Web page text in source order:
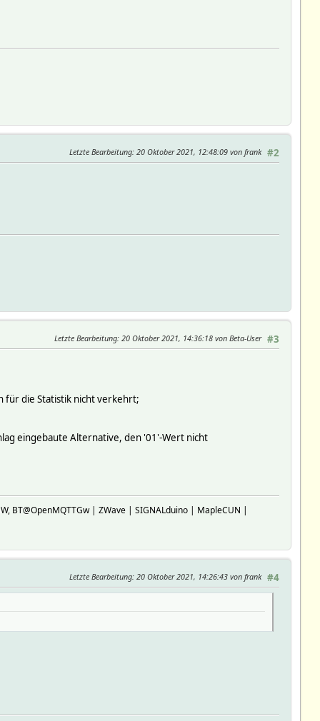
#2
Letzte Bearbeitung: 20 Oktober 2021, 12:48:09 von frank
#3
Letzte Bearbeitung: 20 Oktober 2021, 14:36:18 von Beta-User
für die Statistik nicht verkehrt;
eingebaute Alternative, den '01'-Wert nicht
BT@OpenMQTTGw | ZWave | SIGNALduino | MapleCUN |
#4
Letzte Bearbeitung: 20 Oktober 2021, 14:26:43 von frank